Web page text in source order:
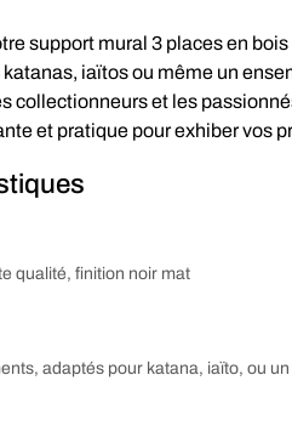
support mural 3 places en
iaïtos ou même un
collectionneurs et les
et pratique pour exhiber vos
qualité, finition noir mat
adaptés pour katana, iaïto, ou